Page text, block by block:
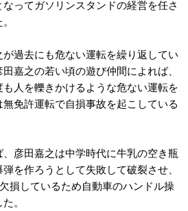
ってガソリンスタンドの経営を任さ
過去にも危ない運転を繰り返してい
嘉之の若い頃の遊び仲間によれば、
人を轢きかけるような危ない運転を
免許運転で自損事故を起こしている
彦田嘉之は中学時代に牛乳の空き瓶
を作ろうとして失敗して破裂させ、
損しているため自動車のハンドル操
。